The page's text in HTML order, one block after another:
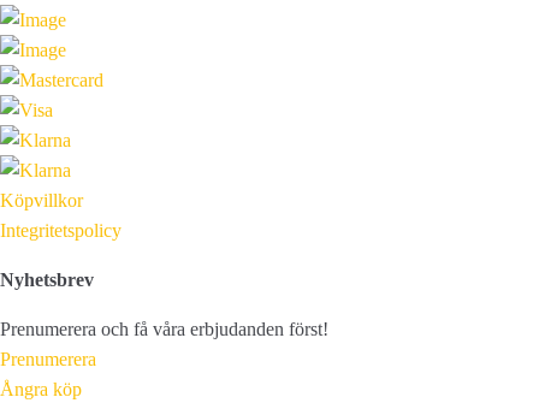
Köpvillkor
Integritetspolicy
Nyhetsbrev
Prenumerera och få våra erbjudanden först!
Prenumerera
Ångra köp